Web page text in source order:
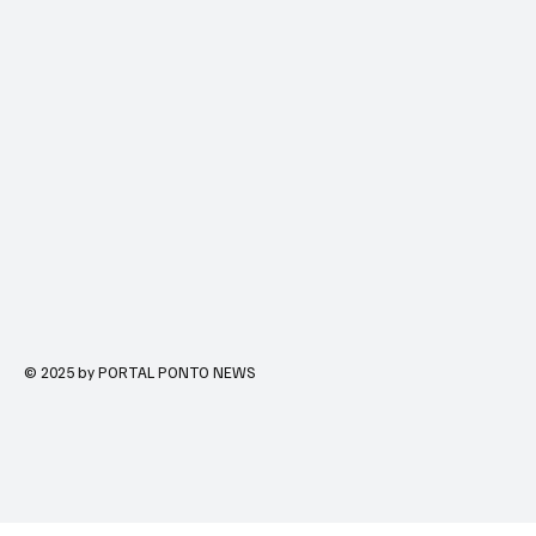
© 2025 by PORTAL PONTO NEWS